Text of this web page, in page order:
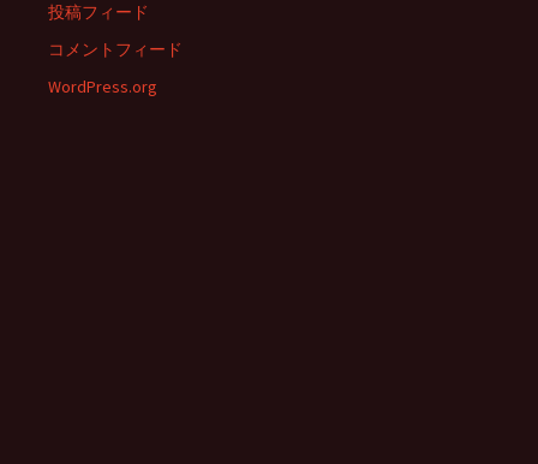
投稿フィード
コメントフィード
WordPress.org